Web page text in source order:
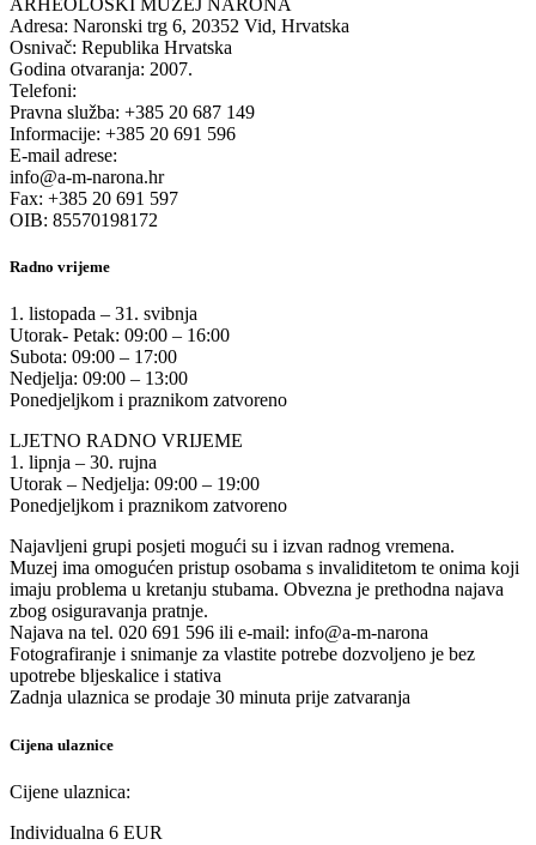
ARHEOLOŠKI MUZEJ NARONA
Adresa: Naronski trg 6, 20352 Vid, Hrvatska
Osnivač: Republika Hrvatska
Godina otvaranja: 2007.
Telefoni:
Pravna služba: +385 20 687 149
Informacije: +385 20 691 596
E-mail adrese:
info@a-m-narona.hr
Fax: +385 20 691 597
OIB: 85570198172
Radno vrijeme
1. listopada – 31. svibnja
Utorak- Petak: 09:00 – 16:00
Subota: 09:00 – 17:00
Nedjelja: 09:00 – 13:00
Ponedjeljkom i praznikom zatvoreno
LJETNO RADNO VRIJEME
1. lipnja – 30. rujna
Utorak – Nedjelja: 09:00 – 19:00
Ponedjeljkom i praznikom zatvoreno
Najavljeni grupi posjeti mogući su i izvan radnog vremena.
Muzej ima omogućen pristup osobama s invaliditetom te onima koji
imaju problema u kretanju stubama. Obvezna je prethodna najava
zbog osiguravanja pratnje.
Najava na tel. 020 691 596 ili e-mail: info@a-m-narona
Fotografiranje i snimanje za vlastite potrebe dozvoljeno je bez
upotrebe bljeskalice i stativa
Zadnja ulaznica se prodaje 30 minuta prije zatvaranja
Cijena ulaznice
Cijene ulaznica:
Individualna 6 EUR